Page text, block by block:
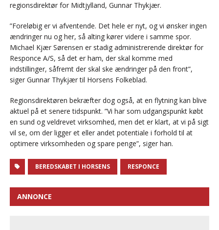
regionsdirektør for Midtjylland, Gunnar Thykjær.
”Foreløbig er vi afventende. Det hele er nyt, og vi ønsker ingen
ændringer nu og her, så alting kører videre i samme spor.
Michael Kjær Sørensen er stadig administrerende direktør for
Responce A/S, så det er ham, der skal komme med
indstillinger, såfremt der skal ske ændringer på den front”,
siger Gunnar Thykjær til Horsens Folkeblad.
Regionsdirektøren bekræfter dog også, at en flytning kan blive
aktuel på et senere tidspunkt. ”Vi har som udgangspunkt købt
en sund og veldrevet virksomhed, men det er klart, at vi på sigt
vil se, om der ligger et eller andet potentiale i forhold til at
optimere virksomheden og spare penge”, siger han.
BEREDSKABET I HORSENS RESPONCE
ANNONCE